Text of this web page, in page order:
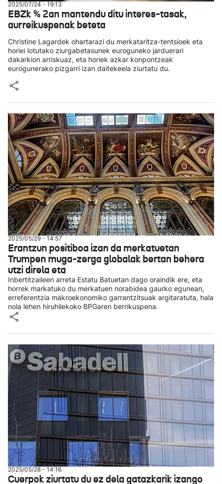
2025/07/24 - 19:13
EBZk % 2an mantendu ditu interes-tasak,
aurreikuspenak beteta
Christine Lagardek ohartarazi du merkataritza-tentsioek eta
horiei lotutako ziurgabetasunek euroguneko jarduerari
dakarkion arriskuaz, eta horiek azkar konpontzeak
eurogunerako pizgarri izan daitekeela ziurtatu du.
2025/05/29 - 14:57
Erantzun positiboa izan da merkatuetan
Trumpen muga-zerga globalak bertan behera
utzi direla eta
Inbertitzaileen arreta Estatu Batuetan dago oraindik ere, eta
horrek markatuko du merkatuen norabidea gaurko egunean,
erreferentzia makroekonomiko garrantzitsuak argitaratuta, hala
nola lehen hiruhilekoko BPGaren berrikuspena.
2025/05/28 - 14:16
Cuerpok ziurtatu du ez dela gatazkarik izango